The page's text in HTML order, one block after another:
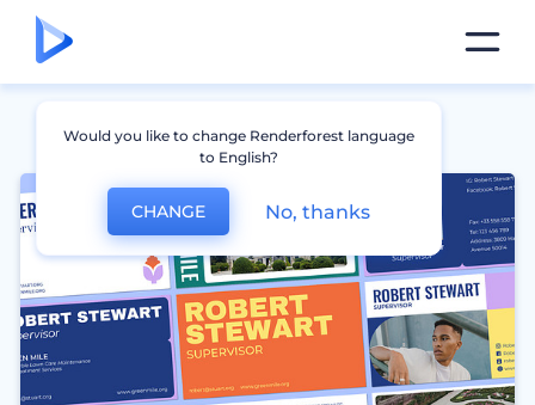
Would you like to change Renderforest language
to English?
CHANGE No, thanks